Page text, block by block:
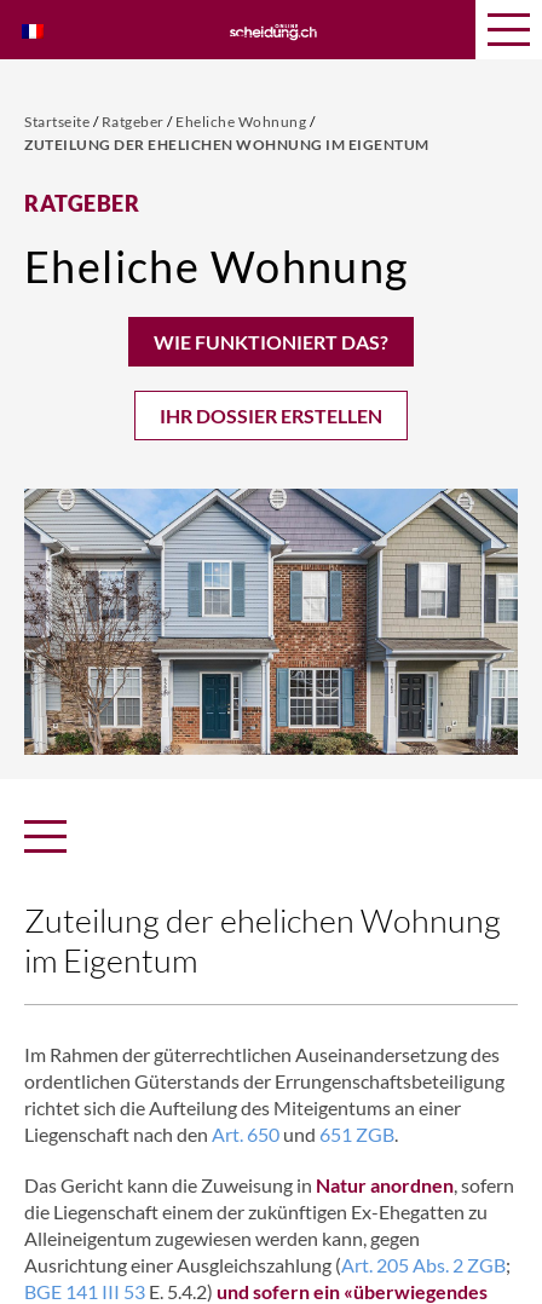
Startseite / Ratgeber / Eheliche Wohnung /
ZUTEILUNG DER EHELICHEN WOHNUNG IM EIGENTUM
RATGEBER
Eheliche Wohnung
WIE FUNKTIONIERT DAS?
IHR DOSSIER ERSTELLEN
Zuteilung der ehelichen Wohnung
im Eigentum
Im Rahmen der güterrechtlichen Auseinandersetzung des
ordentlichen Güterstands der Errungenschaftsbeteiligung
richtet sich die Aufteilung des Miteigentums an einer
Liegenschaft nach den Art. 650 und 651 ZGB.
Das Gericht kann die Zuweisung in Natur anordnen, sofern
die Liegenschaft einem der zukünftigen Ex-Ehegatten zu
Alleineigentum zugewiesen werden kann, gegen
Ausrichtung einer Ausgleichszahlung (Art. 205 Abs. 2 ZGB;
BGE 141 III 53 E. 5.4.2) und sofern ein «überwiegendes